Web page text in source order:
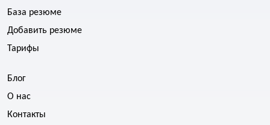
База резюме
Добавить резюме
Тарифы
Блог
О нас
Контакты